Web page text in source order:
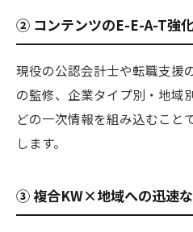
② コンテンツのE-E-A-T強
現役の公認会計士や転職支援
の監修、企業タイプ別・地域
どの一次情報を組み込むこと
します。
③ 複合KW×地域への迅速